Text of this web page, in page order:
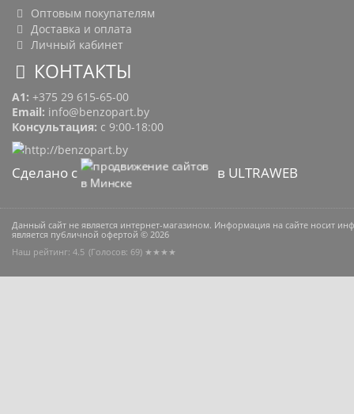
Оптовым покупателям
Доставка и оплата
Личный кабинет
КОНТАКТЫ
A1: +375 29 615-65-00
Email: info@benzopart.by
Консультация: с 9:00-18:00
Сделано с в ULTRAWEB
Данный сайт не является интернет-магазином. Информация на сайте носит
является публичной офертой © 2026
Наш рейтинг: 4.5 (Голосов: 69) ★★★★